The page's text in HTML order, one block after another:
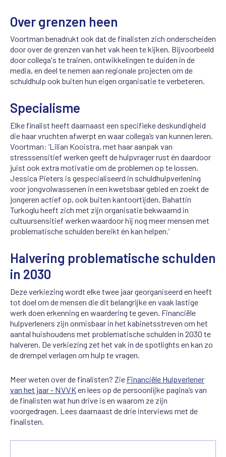
Over grenzen heen
Voortman benadrukt ook dat de finalisten zich onderscheiden
door over de grenzen van het vak heen te kijken. Bijvoorbeeld
door collega's te trainen, ontwikkelingen te duiden in de
media, en deel te nemen aan regionale projecten om de
schuldhulp ook buiten hun eigen organisatie te verbeteren.
Specialisme
Elke finalist heeft daarnaast een specifieke deskundigheid
die haar vruchten afwerpt en waar collega’s van kunnen leren.
Voortman: ‘Lilian Kooistra, met haar aanpak van
stresssensitief werken geeft de hulpvrager rust én daardoor
juist ook extra motivatie om de problemen op te lossen.
Jessica Pieters is gespecialiseerd in schuldhulpverlening
voor jongvolwassenen in een kwetsbaar gebied en zoekt de
jongeren actief op, ook buiten kantoortijden. Bahattin
Turkoglu heeft zich met zijn organisatie bekwaamd in
cultuursensitief werken waardoor hij nog meer mensen met
problematische schulden bereikt én kan helpen.’
Halvering problematische schulden
in 2030
Deze verkiezing wordt elke twee jaar georganiseerd en heeft
tot doel om de mensen die dit belangrijke en vaak lastige
werk doen erkenning en waardering te geven. Financiële
hulpverleners zijn onmisbaar in het kabinetsstreven om het
aantal huishoudens met problematische schulden in 2030 te
halveren. De verkiezing zet het vak in de spotlights en kan zo
de drempel verlagen om hulp te vragen.
Meer weten over de finalisten? Zie Financiële Hulpverlener
van het jaar - NVVKen lees op de persoonlijke pagina’s van
de finalisten wat hun drive is en waarom ze zijn
voorgedragen. Lees daarnaast de drie interviews met de
finalisten.